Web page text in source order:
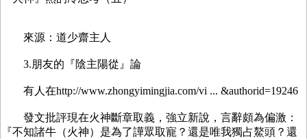
來源：道少齋主人
3.朋友的『陰主陽從』論
有人在http://www.zhongyimingjia.com/vi ... &authorid=19246
發文批評現在火神斷章取義，強立新說，言辭頗為偏激：
『不知諸牛（火神）是為了譁眾取寵？還是唯我獨占鰲頭？還